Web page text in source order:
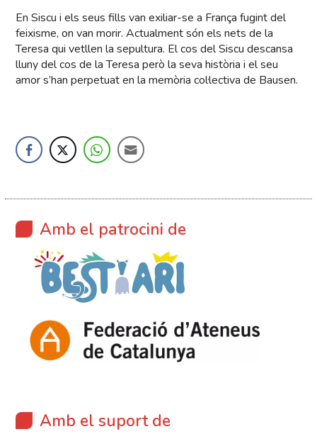
En Siscu i els seus fills van exiliar-se a França fugint del
feixisme, on van morir. Actualment són els nets de la
Teresa qui vetllen la sepultura. El cos del Siscu descansa
lluny del cos de la Teresa però la seva història i el seu
amor s’han perpetuat en la memòria col·lectiva de Bausen.
Amb el patrocini de
Amb el suport de